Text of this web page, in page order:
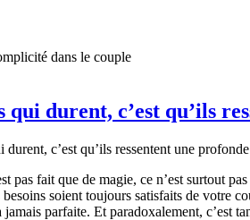
dans le couple
qui durent, c’est qu’ils
pas fait que de magie, ce n’est surtout
soient toujours satisfaits de votre
parfaite. Et paradoxalement, c’est